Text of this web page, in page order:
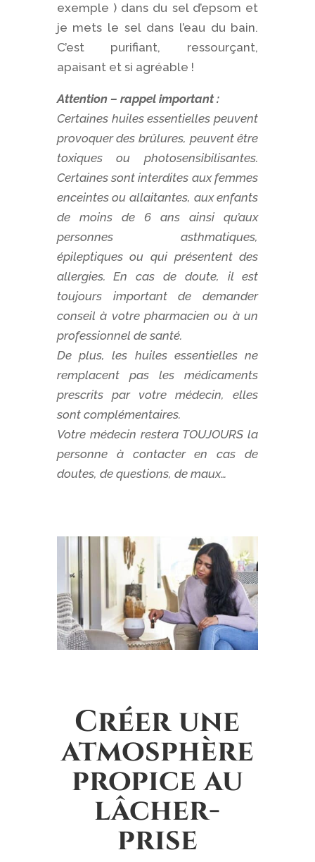
exemple ) dans du sel d’epsom et
je mets le sel dans l’eau du bain.
C’est purifiant, ressourçant,
apaisant et si agréable !
Attention – rappel important :
Certaines huiles essentielles peuvent
provoquer des brûlures, peuvent être
toxiques ou photosensibilisantes.
Certaines sont interdites aux femmes
enceintes ou allaitantes, aux enfants
de moins de 6 ans ainsi qu’aux
personnes asthmatiques,
épileptiques ou qui présentent des
allergies. En cas de doute, il est
toujours important de demander
conseil à votre pharmacien ou à un
professionnel de santé.
De plus, les huiles essentielles ne
remplacent pas les médicaments
prescrits par votre médecin, elles
sont complémentaires.
Votre médecin restera TOUJOURS la
personne à contacter en cas de
doutes, de questions, de maux…
Créer une
atmosphère
propice au
lâcher-
prise